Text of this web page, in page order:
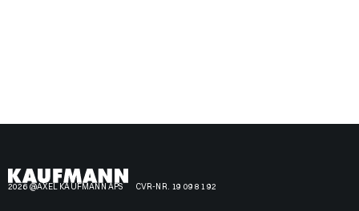
2026 @AXEL KAUFMANN APS CVR-NR. 19 09 81 92